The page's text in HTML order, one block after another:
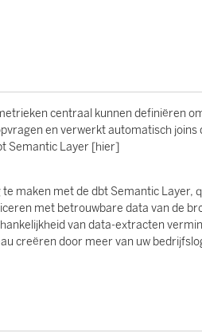
centraal kunnen definiëren
en verwerkt automatisch joins
Semantic Layer [hier]
maken met de dbt Semantic Layer,
met betrouwbare data van de
van data-extracten
creëren door meer van uw